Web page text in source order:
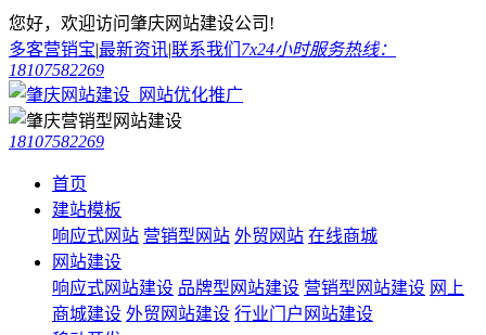
您好，欢迎访问肇庆网站建设公司!
多客营销宝|最新资讯|联系我们 7x24小时服务热线：
18107582269
18107582269
首页
建站模板
响应式网站 营销型网站 外贸网站 在线商城
网站建设
响应式网站建设 品牌型网站建设 营销型网站建设 网上
商城建设 外贸网站建设 行业门户网站建设